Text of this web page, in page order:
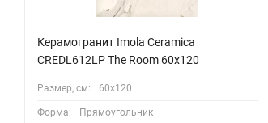
Керамогранит Imola Ceramica
CREDL612LP The Room 60x120
Размер, см: 60х120
Форма: Прямоугольник